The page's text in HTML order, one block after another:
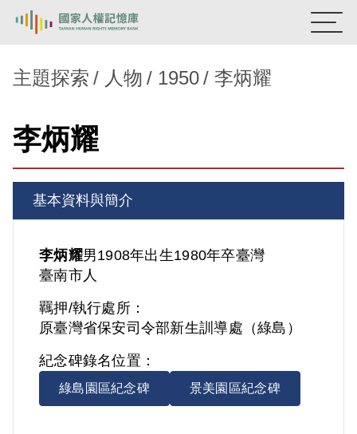
新生訓導處
主題探索
背景知識
關於我們
主題探索 人物 1950 李炳耀
李炳耀
基本資料與簡介
李炳耀男1908年出生1980年卒臺灣
臺南市人
羈押/執行處所：
原臺灣省保安司令部新生訓導處（綠島）
紀念碑錄名位置：
綠島園區紀念碑 景美園區紀念碑